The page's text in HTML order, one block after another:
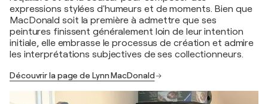
expressions stylées d'humeurs et de moments. Bien que
MacDonald soit la première à admettre que ses
peintures finissent généralement loin de leur intention
initiale, elle embrasse le processus de création et admire
les interprétations subjectives de ses collectionneurs.
Découvrir la page de Lynn MacDonald